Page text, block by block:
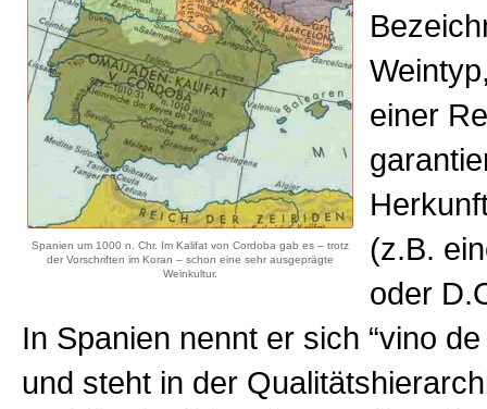
Spanien um 1000 n. Chr. Im Kalifat von Cordoba gab es – trotz
der Vorschriften im Koran – schon eine sehr ausgeprägte
Weinkultur.
einer
(z.B.
oder
In Spanien nennt er sich “vino
und steht in der